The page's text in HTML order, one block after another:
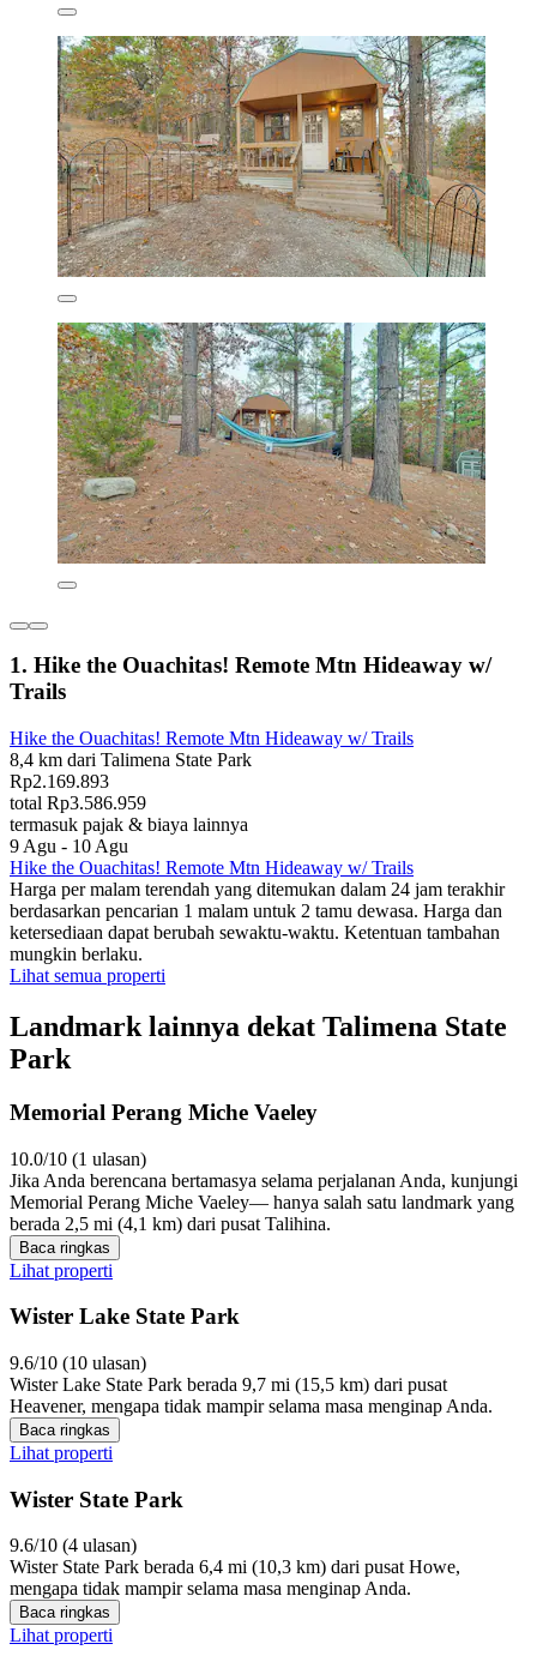
1. Hike the Ouachitas! Remote Mtn Hideaway w/
Trails
Hike the Ouachitas! Remote Mtn Hideaway w/ Trails
8,4 km dari Talimena State Park
Rp2.169.893
total Rp3.586.959
termasuk pajak & biaya lainnya
9 Agu - 10 Agu
Hike the Ouachitas! Remote Mtn Hideaway w/ Trails
Harga per malam terendah yang ditemukan dalam 24 jam terakhir
berdasarkan pencarian 1 malam untuk 2 tamu dewasa. Harga dan
ketersediaan dapat berubah sewaktu-waktu. Ketentuan tambahan
mungkin berlaku.
Lihat semua properti
Landmark lainnya dekat Talimena State
Park
Memorial Perang Miche Vaeley
10.0/10 (1 ulasan)
Jika Anda berencana bertamasya selama perjalanan Anda, kunjungi
Memorial Perang Miche Vaeley— hanya salah satu landmark yang
berada 2,5 mi (4,1 km) dari pusat Talihina.
Baca ringkas
Lihat properti
Wister Lake State Park
9.6/10 (10 ulasan)
Wister Lake State Park berada 9,7 mi (15,5 km) dari pusat
Heavener, mengapa tidak mampir selama masa menginap Anda.
Baca ringkas
Lihat properti
Wister State Park
9.6/10 (4 ulasan)
Wister State Park berada 6,4 mi (10,3 km) dari pusat Howe,
mengapa tidak mampir selama masa menginap Anda.
Baca ringkas
Lihat properti